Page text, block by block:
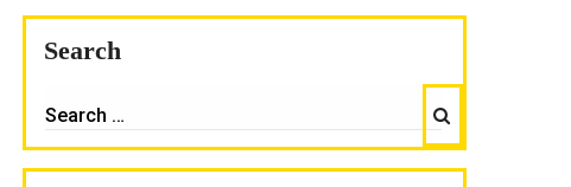
Search
FOR:
Search